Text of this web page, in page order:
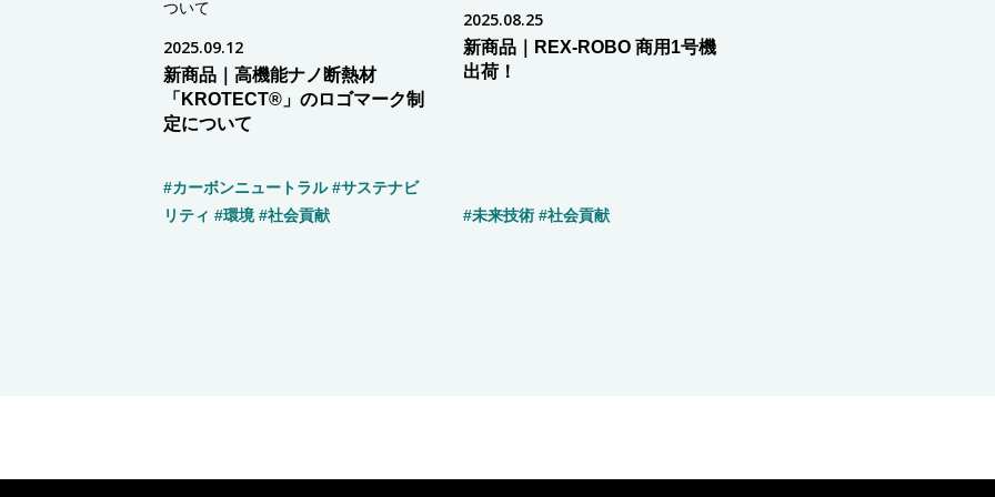
2025.09.12
新商品｜高機能ナノ断熱材
「KROTECT®」のロゴマーク制
定について
#カーボンニュートラル #サステナビ
リティ #環境 #社会貢献
2025.08.25
新商品｜REX-ROBO 商用1号機
出荷！
#未来技術 #社会貢献